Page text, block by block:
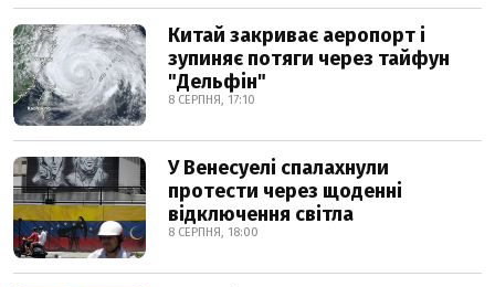
Китай закриває аеропорт і
зупиняє потяги через тайфун
"Дельфін"
8 СЕРПНЯ, 17:10
У Венесуелі спалахнули
протести через щоденні
відключення світла
8 СЕРПНЯ, 18:00